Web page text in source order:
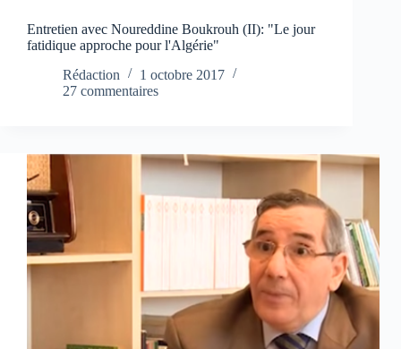
Entretien avec Noureddine Boukrouh (II): "Le jour
fatidique approche pour l'Algérie"
Rédaction
1 octobre 2017
27 commentaires